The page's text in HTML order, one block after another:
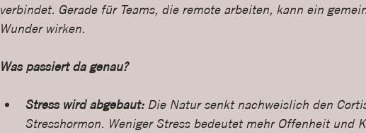
verbindet. Gerade für Teams, die remote arbeiten, kann ein
Wunder wirken.
Was passiert da genau?
Stress wird abgebaut: Die Natur senkt nachweislich den
Stresshormon. Weniger Stress bedeutet mehr Offenheit und